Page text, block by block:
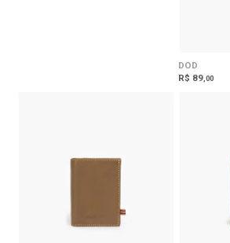
DOD
R$ 89,00